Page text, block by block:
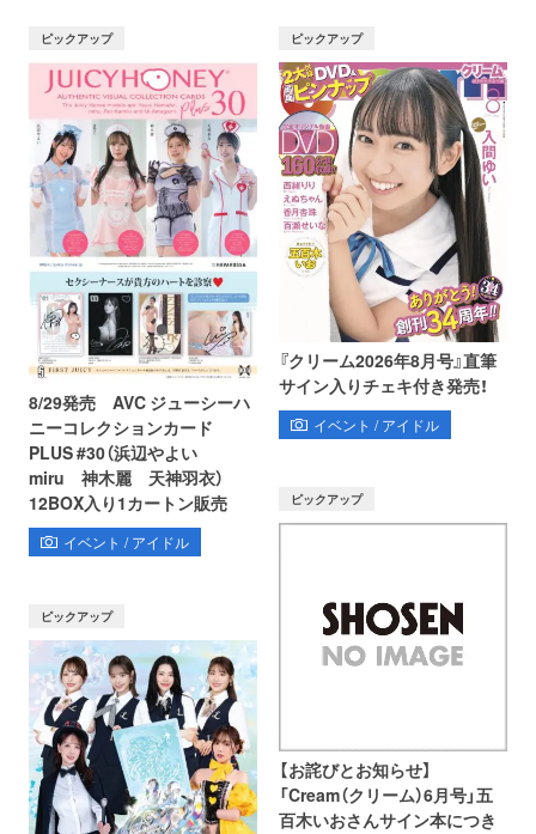
ピックアップ
8/29発売 AVC ジューシーハ
ニーコレクションカード
PLUS #30（浜辺やよい
miru 神木麗 天神羽衣）
12BOX入り1カートン販売
イベント / アイドル
ピックアップ
『クリーム2026年8月号』直筆
サイン入りチェキ付き発売！
イベント / アイドル
ピックアップ
ピックアップ
【お詫びとお知らせ】
「Cream（クリーム）6月号」五
百木いおさんサイン本につき